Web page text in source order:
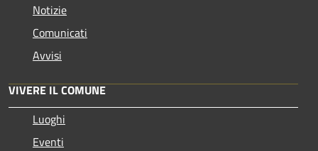
Notizie
Comunicati
Avvisi
VIVERE IL COMUNE
Luoghi
Eventi